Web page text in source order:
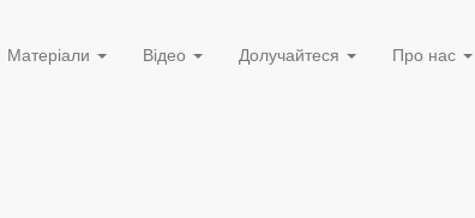
Матеріали Відео Долучайтеся Про нас